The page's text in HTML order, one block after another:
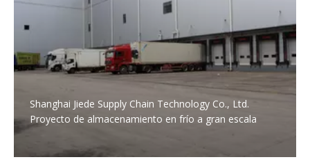
Shanghai Jiede Supply Chain Technology Co., Ltd.
Proyecto de almacenamiento en frío a gran escala